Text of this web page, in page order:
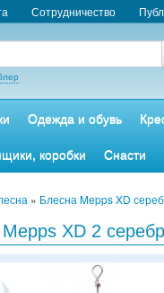
Сотрудничество
Одежда и обувь
коробки
Снасти
» Блесна Mepps XD
XD 2